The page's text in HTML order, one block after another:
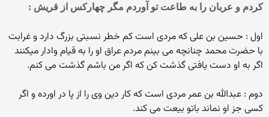
کردم و عربان را به طاعت تو آوردم مگر چهارکس از قریش :
اول : حسین بن علی که مردی است کم خطر نسبتی بزرگ دارد و غرابت
با حضرت محمد چنانچه می بینم مردم عراق او را به قیام وادار میکنند
اگر به او دست یافتی گذشت کن که اگر من باشم گذشت می کنم.
دوم : عبدالله بن عمر مردی است که کار دین وی را از پا در اورده و اگر
کسی جز او نماند باتو بیعت می کند.